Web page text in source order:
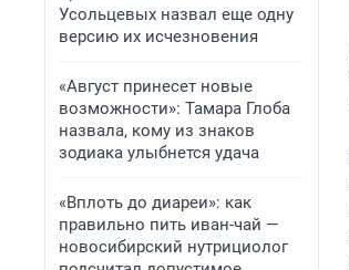
Усольцевых назвал еще одну
версию их исчезновения
«Август принесет новые
возможности»: Тамара Глоба
назвала, кому из знаков
зодиака улыбнется удача
«Вплоть до диареи»: как
правильно пить иван-чай —
новосибирский нутрициолог